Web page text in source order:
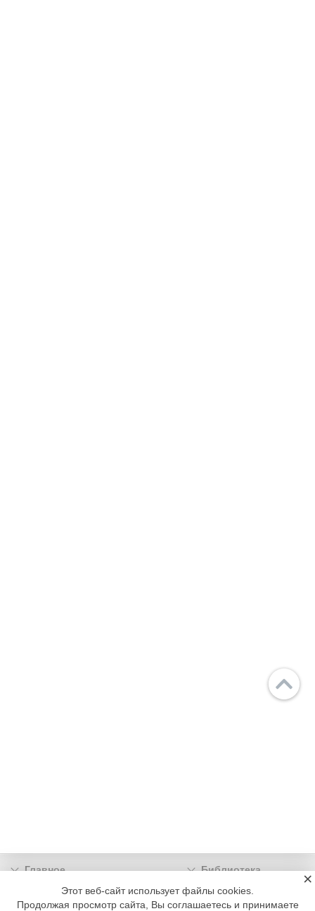
Главное
Библиотека
Подписка
Реклама
Этот веб-сайт использует файлы cookies.
Продолжая просмотр сайта, Вы соглашаетесь и принимаете
×